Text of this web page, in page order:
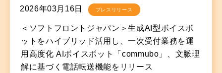
2026年03月16日 プレスリリース
＜ソフトフロントジャパン＞生成AI型ボイスボ
ットをハイブリッド活用し、一次受付業務を運
用高度化 AIボイスボット「commubo」、文脈理
解に基づく電話転送機能をリリース